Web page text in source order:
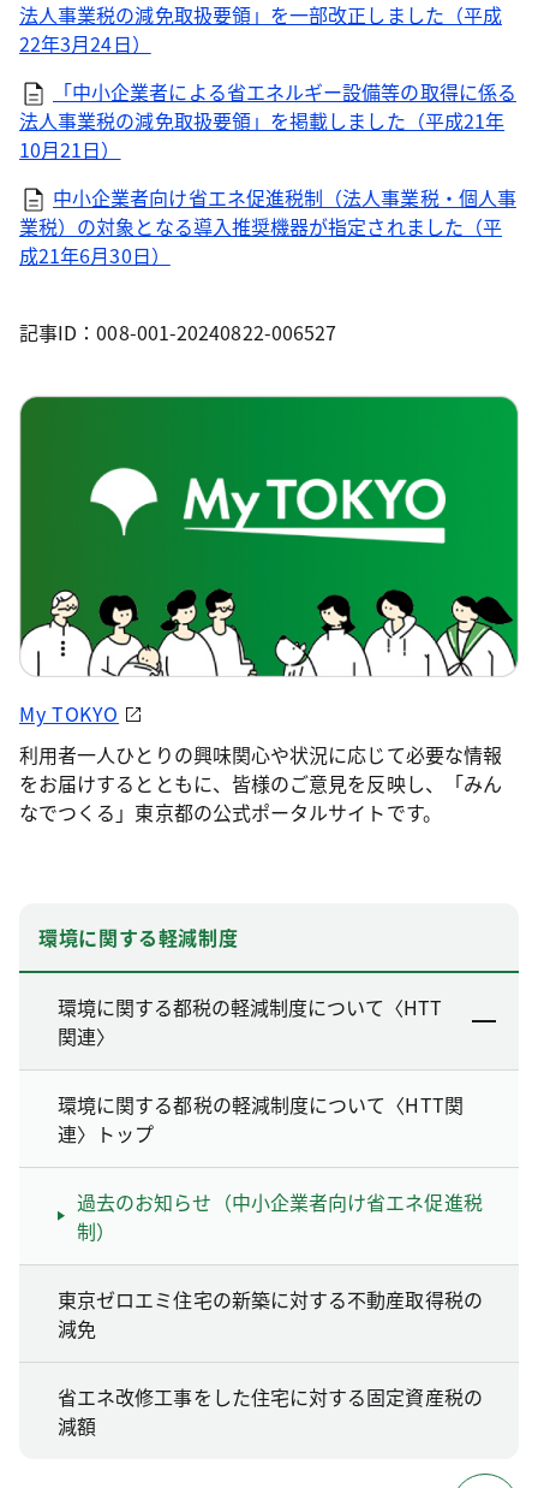
法人事業税の減免取扱要領」を一部改正しました（平成
22年3月24日）
「中小企業者による省エネルギー設備等の取得に係る
法人事業税の減免取扱要領」を掲載しました（平成21年
10月21日）
中小企業者向け省エネ促進税制（法人事業税・個人事
業税）の対象となる導入推奨機器が指定されました（平
成21年6月30日）
記事ID：008-001-20240822-006527
My TOKYO
利用者一人ひとりの興味関心や状況に応じて必要な情報
をお届けするとともに、皆様のご意見を反映し、「みん
なでつくる」東京都の公式ポータルサイトです。
環境に関する軽減制度
環境に関する都税の軽減制度について〈HTT
関連〉
環境に関する都税の軽減制度について〈HTT関
連〉トップ
過去のお知らせ（中小企業者向け省エネ促進税
制）
東京ゼロエミ住宅の新築に対する不動産取得税の
減免
省エネ改修工事をした住宅に対する固定資産税の
減額